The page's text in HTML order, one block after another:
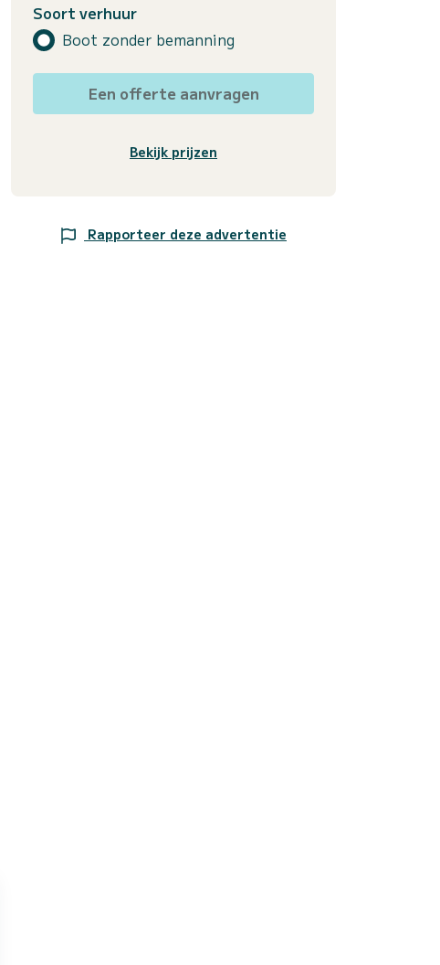
Soort verhuur
Boot zonder bemanning
Een offerte aanvragen
Bekijk prijzen
Rapporteer deze advertentie